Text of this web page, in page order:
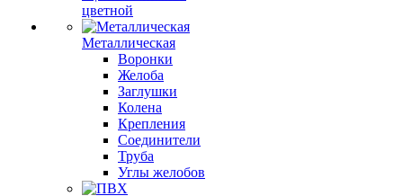
цветной
Металлическая
Воронки
Желоба
Заглушки
Колена
Крепления
Соединители
Труба
Углы желобов